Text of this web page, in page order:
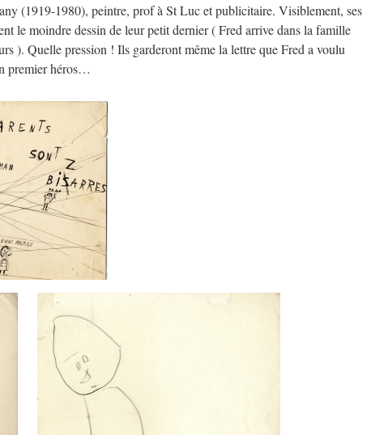
(1919-1980), peintre, prof à St Luc et publicitaire. Visiblement, ses
le moindre dessin de leur petit dernier ( Fred arrive dans la famille
). Quelle pression ! Ils garderont même la lettre que Fred a voulu
premier héros…